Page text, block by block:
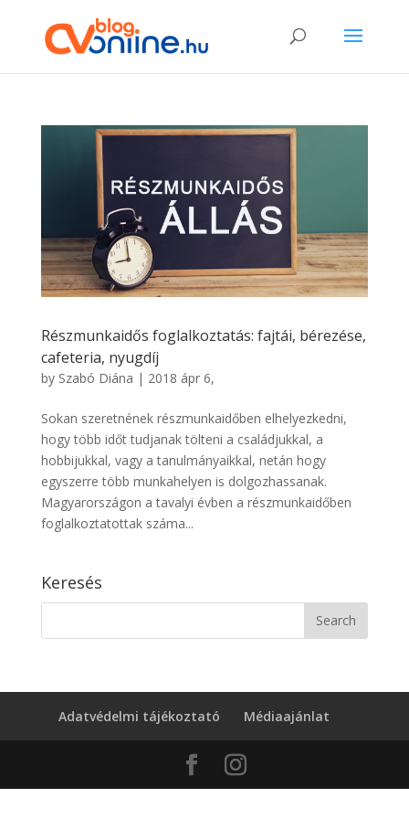
Részmunkaidős foglalkoztatás: fajtái, bérezése,
cafeteria, nyugdíj
by Szabó Diána | 2018 ápr 6,
Sokan szeretnének részmunkaidőben elhelyezkedni,
hogy több időt tudjanak tölteni a családjukkal, a
hobbijukkal, vagy a tanulmányaikkal, netán hogy
egyszerre több munkahelyen is dolgozhassanak.
Magyarországon a tavalyi évben a részmunkaidőben
foglalkoztatottak száma...
Keresés
Adatvédelmi tájékoztató Médiaajánlat